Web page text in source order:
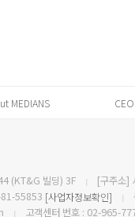
MEDIANS
(KT&G 빌딩) 3F
[구주소]
81-55853 [사업자정보확인]
고객센터 번호 : 02-965-